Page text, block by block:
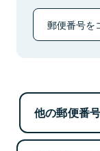
郵便番号を
他の郵便番